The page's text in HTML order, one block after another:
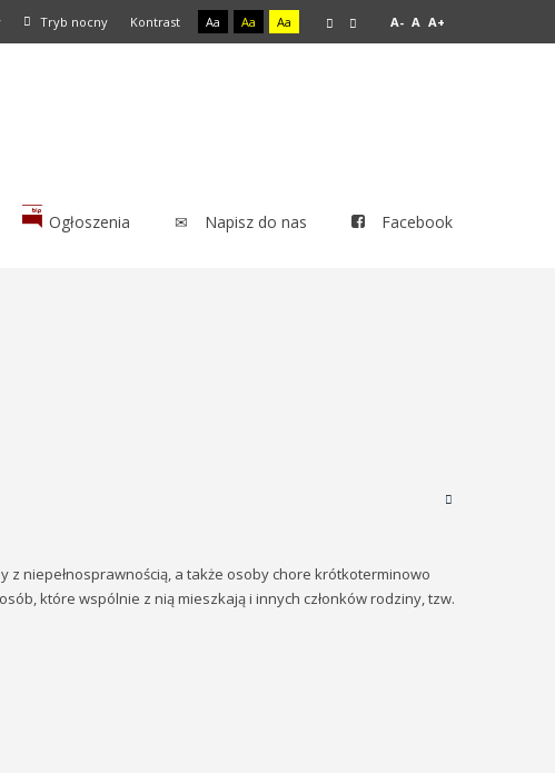
Tryb nocny Kontrast Aa Aa Aa A- A A+
Ogłoszenia Napisz do nas Facebook
niepełnosprawnością, a także osoby chore krótkoterminowo
które wspólnie z nią mieszkają i innych członków rodziny, tzw.